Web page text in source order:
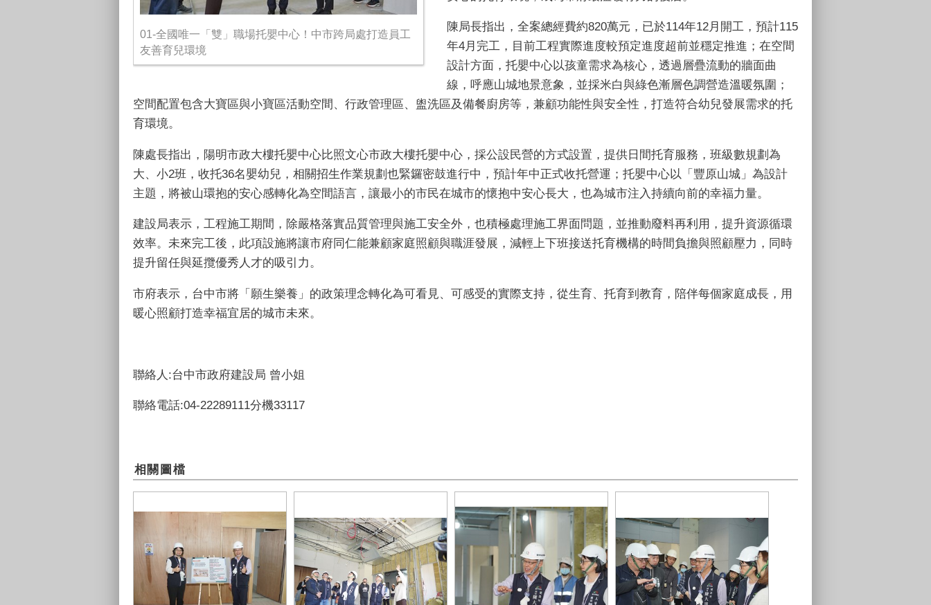
01-全國唯一「雙」職場托嬰中心！中市跨局處打造員工
友善育兒環境
陳局長指出，全案總經費約820萬元，已於114年12月開工，預計115
年4月完工，目前工程實際進度較預定進度超前並穩定推進；在空間
設計方面，托嬰中心以孩童需求為核心，透過層疊流動的牆面曲
線，呼應山城地景意象，並採米白與綠色漸層色調營造溫暖氛圍；
空間配置包含大寶區與小寶區活動空間、行政管理區、盥洗區及備餐廚房等，兼顧功能性與安全性，打造符合幼兒發展需求的托
育環境。
陳處長指出，陽明市政大樓托嬰中心比照文心市政大樓托嬰中心，採公設民營的方式設置，提供日間托育服務，班級數規劃為
大、小2班，收托36名嬰幼兒，相關招生作業規劃也緊鑼密鼓進行中，預計年中正式收托營運；托嬰中心以「豐原山城」為設計
主題，將被山環抱的安心感轉化為空間語言，讓最小的市民在城市的懷抱中安心長大，也為城市注入持續向前的幸福力量。
建設局表示，工程施工期間，除嚴格落實品質管理與施工安全外，也積極處理施工界面問題，並推動廢料再利用，提升資源循環
效率。未來完工後，此項設施將讓市府同仁能兼顧家庭照顧與職涯發展，減輕上下班接送托育機構的時間負擔與照顧壓力，同時
提升留任與延攬優秀人才的吸引力。
市府表示，台中市將「願生樂養」的政策理念轉化為可看見、可感受的實際支持，從生育、托育到教育，陪伴每個家庭成長，用
暖心照顧打造幸福宜居的城市未來。
聯絡人:台中市政府建設局 曾小姐
聯絡電話:04-22289111分機33117
相關圖檔